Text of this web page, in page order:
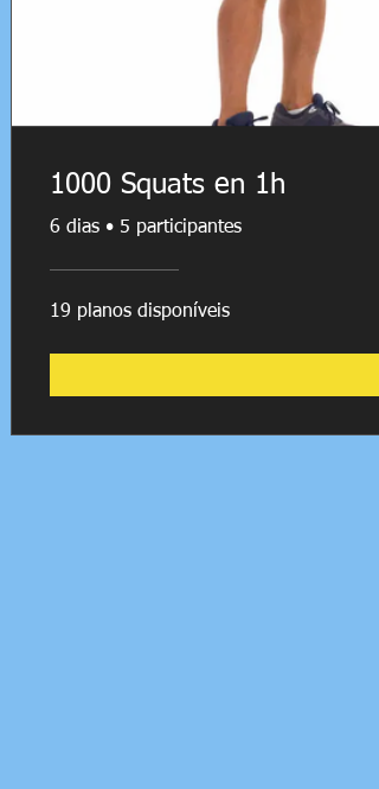
1000 Squats en 1h
6 dias • 5 participantes
19 planos disponíveis